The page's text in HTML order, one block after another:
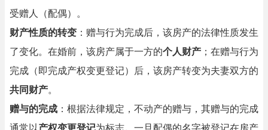
受赠人（配偶）。
财产性质的转变 ：赠与行为完成后，该房产的法律性质发生
了变化。在婚前，该房产属于一方的个人财产 ；在赠与行为
完成（即完成产权变更登记）后，该房产转变为夫妻双方的
共同财产。
赠与的完成 ：根据法律规定，不动产的赠与，其赠与的完成
通常以产权变更登记为标志。一旦配偶的名字被登记在房产